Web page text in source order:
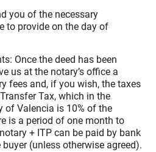
you of the necessary
to provide on the day of
Once the deed has been
us at the notary’s office a
fees and, if you wish, the taxes
Tax, which in the
of Valencia is 10% of the
is a period of one month to
+ ITP can be paid by bank
(unless otherwise agreed).